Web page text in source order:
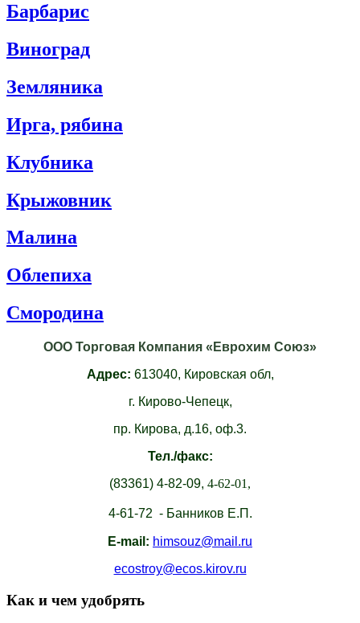
Барбарис
Виноград
Земляника
Ирга, рябина
Клубника
Крыжовник
Малина
Облепиха
Смородина
ООО Торговая Компания «Еврохим Союз»
Адрес: 613040, Кировская обл,
г. Кирово-Чепецк,
пр. Кирова, д.16, оф.3.
Тел./факс:
(83361) 4-82-09, 4-62-01,
4-61-72 - Банников Е.П.
E-mail: himsouz@mail.ru
ecostroy@ecos.kirov.ru
Как и чем удобрять